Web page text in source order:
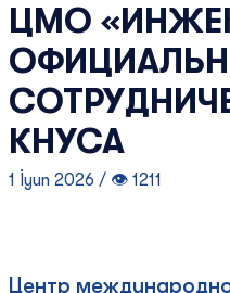
ЦМО
КНУСА
1 İyun 2026 / 👁 1211
Центр